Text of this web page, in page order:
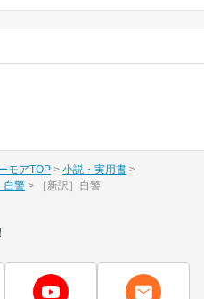
モアTOP
小説・実用書
自警 ［新訳］自警